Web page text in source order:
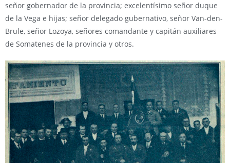
señor gobernador de la provincia; excelentísimo señor duque
de la Vega e hijas; señor delegado gubernativo, señor Van-den-
Brule, señor Lozoya, señores comandante y capitán auxiliares
de Somatenes de la provincia y otros.